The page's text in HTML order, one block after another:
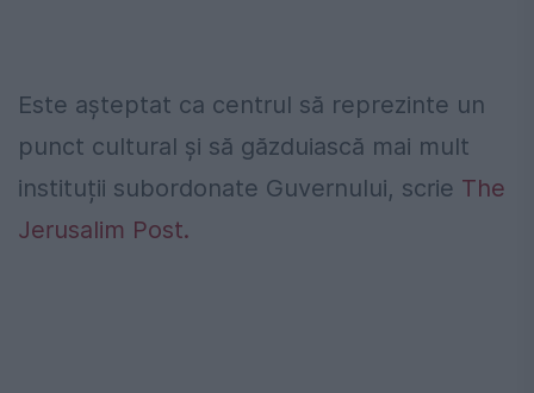
Este așteptat ca centrul să reprezinte un
punct cultural și să găzduiască mai mult
instituții subordonate Guvernului, scrie The
Jerusalim Post.